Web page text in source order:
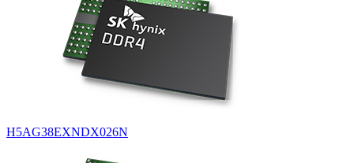
H5AG38EXNDX026N